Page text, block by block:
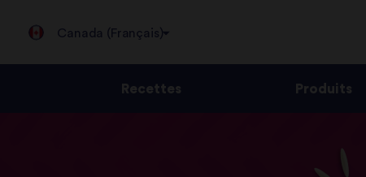
Canada (Français)
Recettes Produits